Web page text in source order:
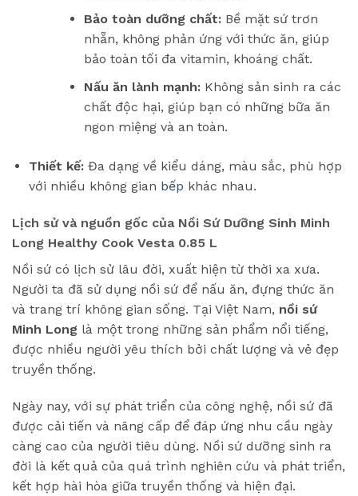
Bảo toàn dưỡng chất:Bề mặt sứ trơn
nhẵn, không phản ứng với thức ăn, giúp
bảo toàn tối đa vitamin, khoáng chất.
Nấu ăn lành mạnh:Không sản sinh ra các
chất độc hại, giúp bạn có những bữa ăn
ngon miệng và an toàn.
Thiết kế:Đa dạng về kiểu dáng, màu sắc, phù hợp
với nhiều không gian bếp khác nhau.
Lịch sử và nguồn gốc của Nồi Sứ Dưỡng Sinh Minh
Long Healthy Cook Vesta 0.85 L
Nồi sứ có lịch sử lâu đời, xuất hiện từ thời xa xưa.
Người ta đã sử dụng nồi sứ để nấu ăn, đựng thức ăn
và trang trí không gian sống. Tại Việt Nam, nồi sứ
Minh Long là một trong những sản phẩm nổi tiếng,
được nhiều người yêu thích bởi chất lượng và vẻ đẹp
truyền thống.
Ngày nay, với sự phát triển của công nghệ, nồi sứ đã
được cải tiến và nâng cấp để đáp ứng nhu cầu ngày
càng cao của người tiêu dùng. Nồi sứ dưỡng sinh ra
đời là kết quả của quá trình nghiên cứu và phát triển,
kết hợp hài hòa giữa truyền thống và hiện đại.